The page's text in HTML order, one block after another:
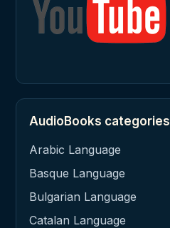
AudioBooks categories
Arabic Language
Basque Language
Bulgarian Language
Catalan Language